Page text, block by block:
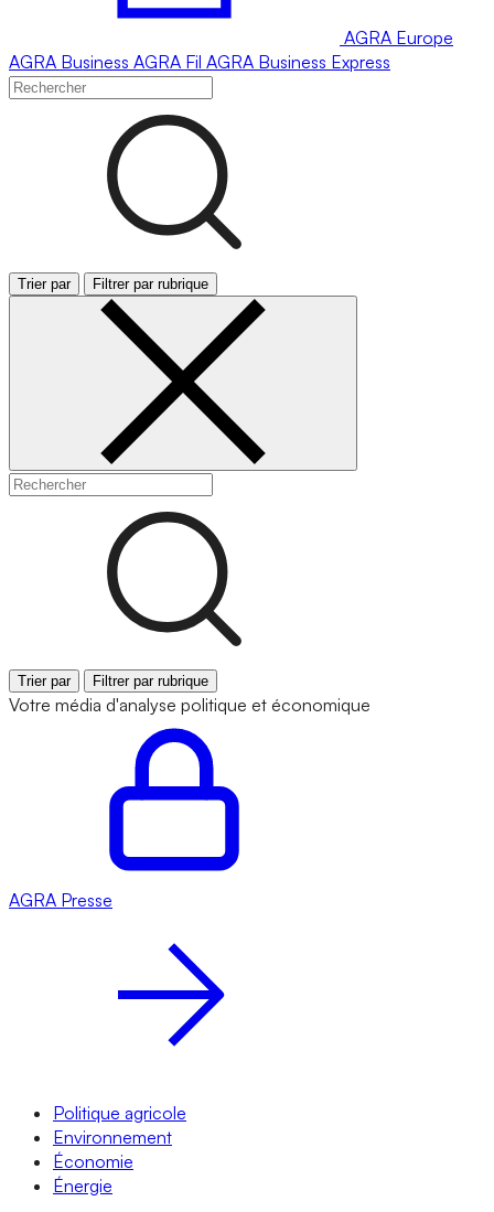
AGRA Europe
AGRA Business AGRA Fil AGRA Business Express
Trier par Filtrer par rubrique
Trier par Filtrer par rubrique
Votre média d'analyse politique et économique
AGRA Presse
Politique agricole
Environnement
Économie
Énergie